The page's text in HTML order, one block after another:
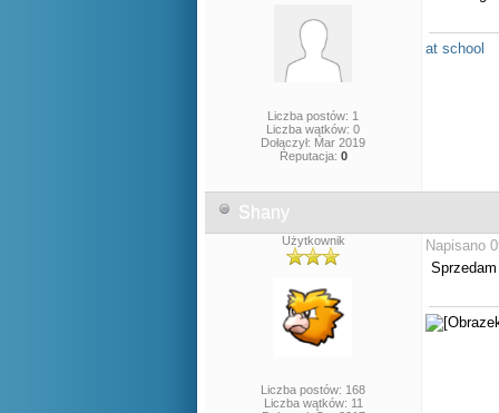
Liczba postów: 1
Liczba wątków: 0
Dołączył: Mar 2019
Reputacja: 0
at school
Shany
Użytkownik
Liczba postów: 168
Liczba wątków: 11
Napisano